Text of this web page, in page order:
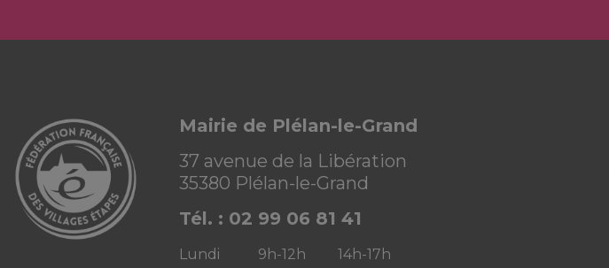
Mairie de Plélan-le-Grand
37 avenue de la Libération
35380 Plélan-le-Grand
Tél. : 02 99 06 81 41
Lundi 9h-12h 14h-17h